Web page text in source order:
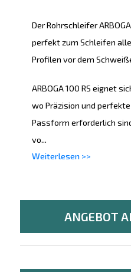
Der Rohrschleifer
perfekt zum Schleifen
Profilen vor dem
ARBOGA 100 RS eignet
wo Präzision und
Passform erforderlich
vo...
Weiterlesen >>
ANGEBOT